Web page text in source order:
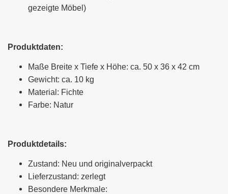
gezeigte Möbel)
Produktdaten:
Maße Breite x Tiefe x Höhe: ca. 50 x 36 x 42 cm
Gewicht: ca. 10 kg
Material: Fichte
Farbe: Natur
Produktdetails:
Zustand: Neu und originalverpackt
Lieferzustand: zerlegt
Besondere Merkmale: